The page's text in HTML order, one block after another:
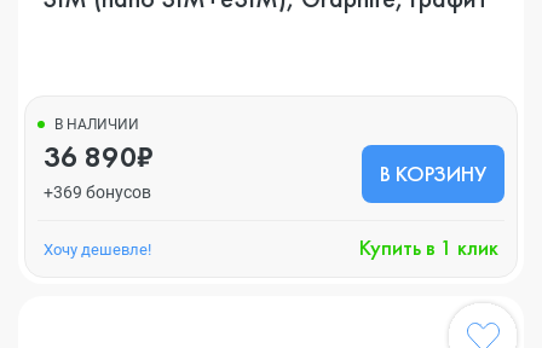
В НАЛИЧИИ
36 890₽
+369 бонусов
В КОРЗИНУ
Хочу дешевле! Купить в 1 клик